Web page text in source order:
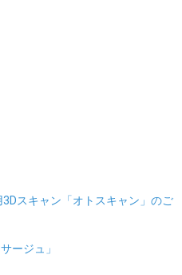
3Dスキャン「オトスキャン」のご
ージュ」